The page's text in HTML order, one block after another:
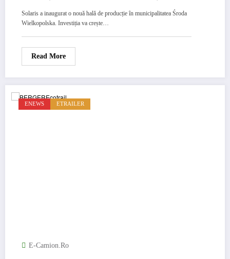
Solaris a inaugurat o nouă hală de producție în municipalitatea Środa
Wielkopolska. Investiția va crește…
Read More
ENEWS ETRAILER
E-Camion.ro